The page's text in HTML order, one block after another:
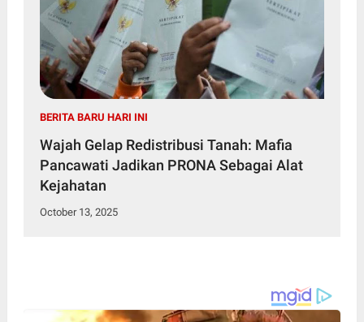
BERITA BARU HARI INI
Wajah Gelap Redistribusi Tanah: Mafia
Pancawati Jadikan PRONA Sebagai Alat
Kejahatan
October 13, 2025